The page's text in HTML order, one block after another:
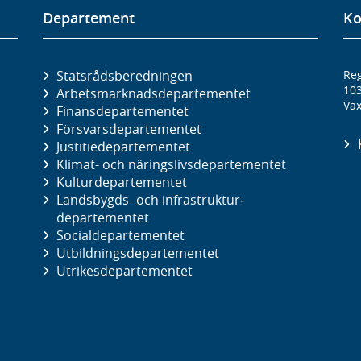
Departement
Statsrådsberedningen
Arbetsmarknads­departementet
Finans­departementet
Försvars­departementet
Justitie­departementet
Klimat- och näringslivs­departementet
Kultur­departementet
Landsbygds- och infrastruktur­
departementet
Social­departementet
Utbildnings­departementet
Utrikes­departementet